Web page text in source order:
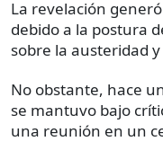
La revelación
debido a la postura
sobre la austeridad
No obstante, hace
se mantuvo bajo
una reunión en un